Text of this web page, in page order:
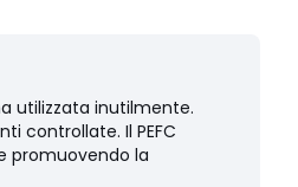
utilizzata inutilmente.
controllate. Il PEFC
promuovendo la